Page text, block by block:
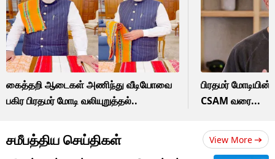
கைத்தறி ஆடைகள் அணிந்து வீடியோவை
பகிர பிரதமர் மோடி வலியுறுத்தல்..
பிரதமர்
CSAM வரை...
சமீபத்திய செய்திகள் View More